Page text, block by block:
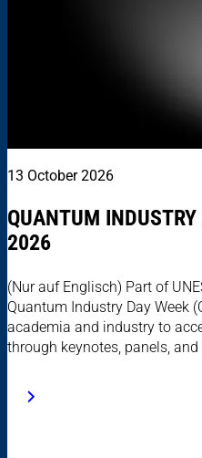
13 October 2026
QUANTUM
2026
(Nur auf Englisch) Part of
Quantum Industry Day Week
academia and industry to
through keynotes, panels,